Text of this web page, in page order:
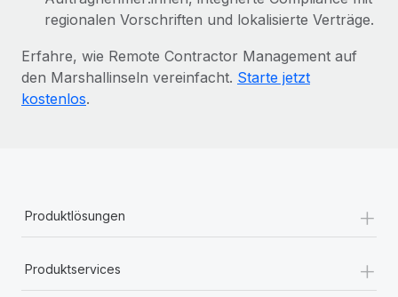
regionalen Vorschriften und lokalisierte Verträge.
Erfahre, wie Remote Contractor Management auf
den Marshallinseln vereinfacht. Starte jetzt
kostenlos.
Produktlösungen +
Produktservices +